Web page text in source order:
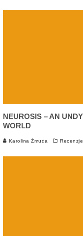
NEUROSIS – AN
WORLD
Karolina Żmuda Recenzje